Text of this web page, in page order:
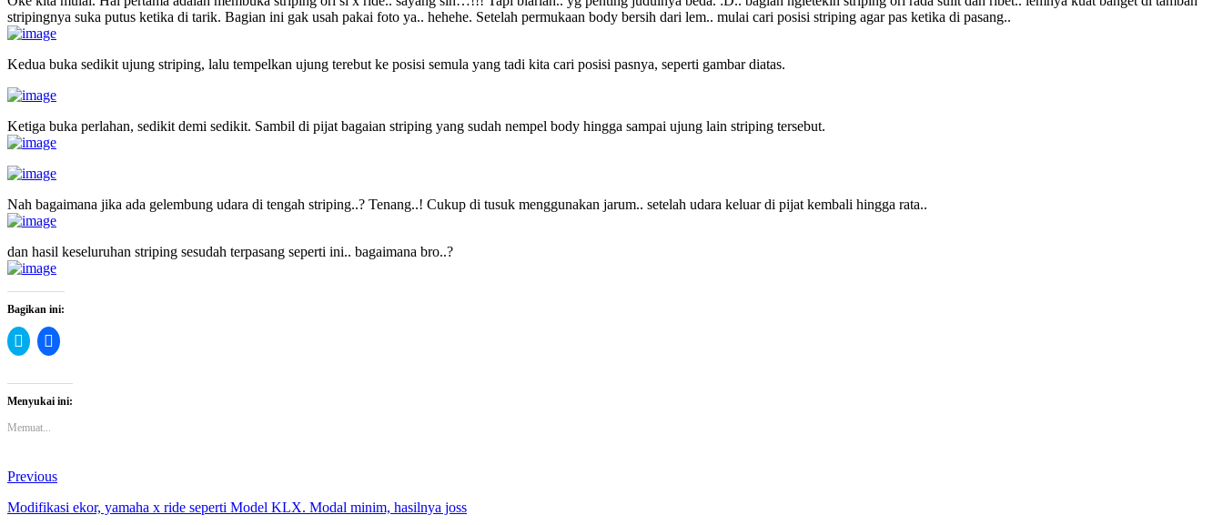
stripingnya suka putus ketika di tarik. Bagian ini gak usah pakai foto ya.. hehehe. Setelah permukaan body bersih dari lem.. mulai cari posisi striping agar pas ketika di pasang..
Kedua buka sedikit ujung striping, lalu tempelkan ujung terebut ke posisi semula yang tadi kita cari posisi pasnya, seperti gambar diatas.
Ketiga buka perlahan, sedikit demi sedikit. Sambil di pijat bagaian striping yang sudah nempel body hingga sampai ujung lain striping tersebut.
Nah bagaimana jika ada gelembung udara di tengah striping..? Tenang..! Cukup di tusuk menggunakan jarum.. setelah udara keluar di pijat kembali hingga rata..
dan hasil keseluruhan striping sesudah terpasang seperti ini.. bagaimana bro..?
Bagikan ini:
Klik
untuk
Twitter(Membuka
di
jendela
yang
baru)
Klik
untuk
Facebook(Membuka
di
jendela
Menyukai ini:
Memuat...
Previous
Modifikasi ekor, yamaha x ride seperti Model KLX. Modal minim, hasilnya joss